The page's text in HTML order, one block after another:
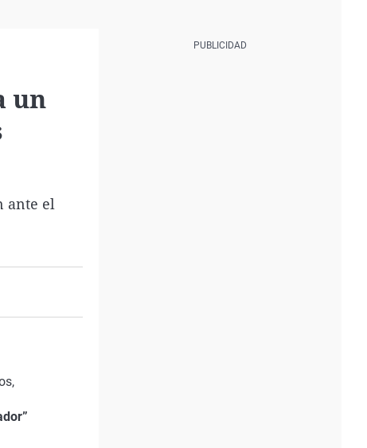
un
ante el